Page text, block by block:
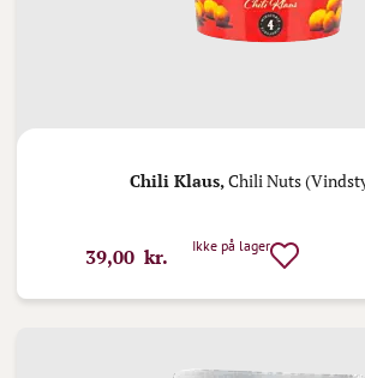
Chili Klaus, Chili Nuts
39,00 kr. Ikke på lager